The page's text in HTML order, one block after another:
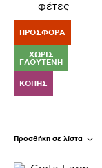
ΠΡΟΣΦΟΡΆ
ΧΩΡΊΣ
ΓΛΟΥΤΈΝΗ
ΚΟΠΉΣ
Προσθήκη σε λίστα